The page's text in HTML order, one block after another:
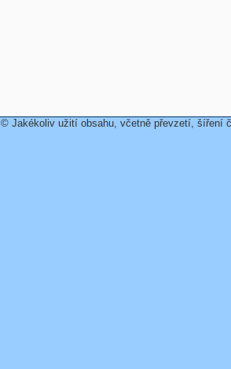
© Jakékoliv užití obsahu, včetně převzetí, šíření